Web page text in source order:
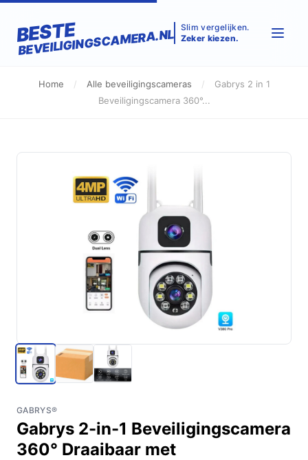
BESTE
BEVEILIGINGSCAMERA.NL Slim vergelijken.
Zeker kiezen.
Home / Alle beveiligingscameras /
Gabrys 2 in 1
Beveiligingscamera 360°...
GABRYS®
Gabrys 2-in-1 Beveiligingscamera
360° Draaibaar met